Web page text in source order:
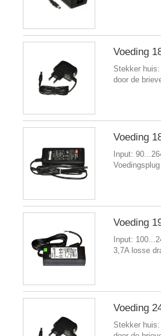
Voeding
Stekker
door de
Voeding
Input:
Voeding
Input:
3,7A losse
Voeding
Stekker